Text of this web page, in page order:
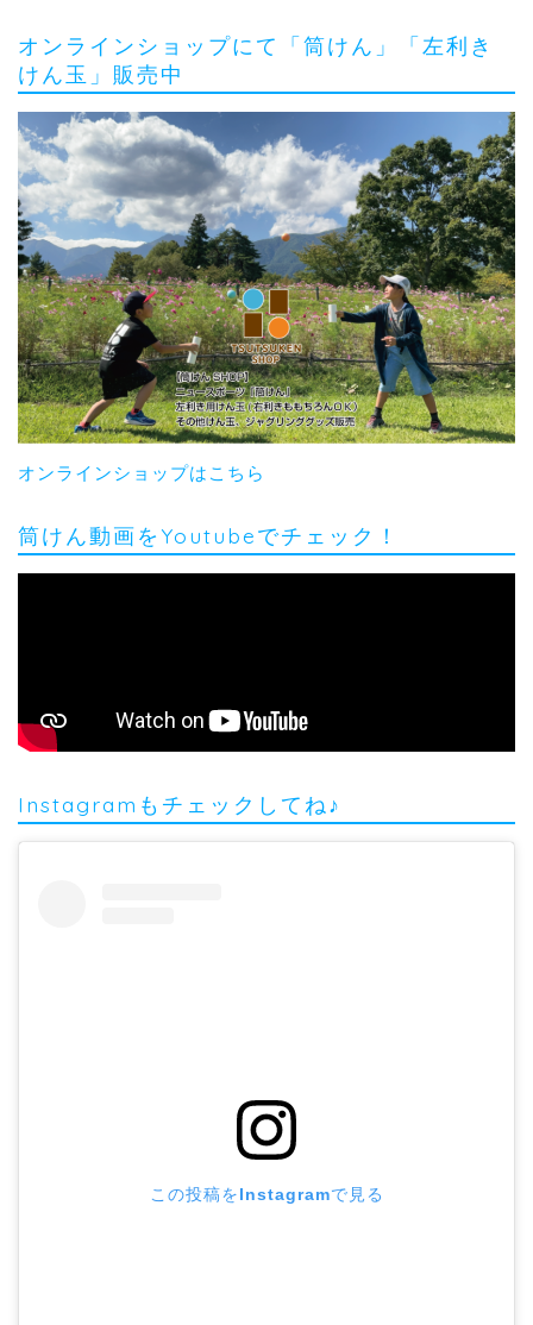
オンラインショップにて「筒けん」「左利き
けん玉」販売中
オンラインショップはこちら
筒けん動画をYoutubeでチェック！
Instagramもチェックしてね♪
この投稿をInstagramで見る